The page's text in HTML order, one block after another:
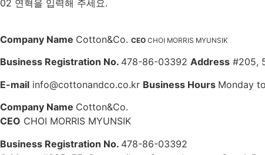
02 연혁을 입력해 주세요.
Company Name Cotton&Co. CEO CHOI MORRIS MYUNSIK
Business Registration No. 478-86-03392 Address #205,
E-mail info@cottonandco.co.kr Business Hours Monday
Company Name Cotton&Co.
CEO CHOI MORRIS MYUNSIK
Business Registration No. 478-86-03392